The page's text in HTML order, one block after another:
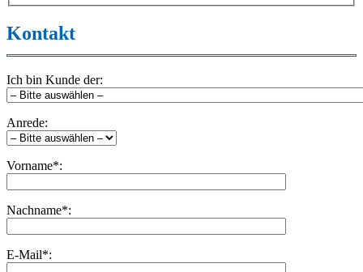
Kontakt
Ich bin Kunde der:
Anrede:
Vorname*:
Nachname*:
E-Mail*: